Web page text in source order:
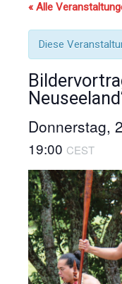
« Alle
Diese
Donnerstag,
19:00 CEST